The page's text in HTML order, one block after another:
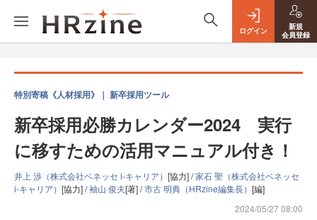
ログイン
新規
会員登録
特別寄稿《人材採用》｜ 新卒採用ツール
新卒採用必勝カレンダー2024 実行
に移すための活用マニュアル付き！
井上 渉（株式会社ベネッセ i-キャリア） [協力] /家石 聖（株式会社ベネッセ
i-キャリア） [協力] /袖山 俊夫[著] /市古 明典（HRzine編集長） [編]
2024/05/27 08:00